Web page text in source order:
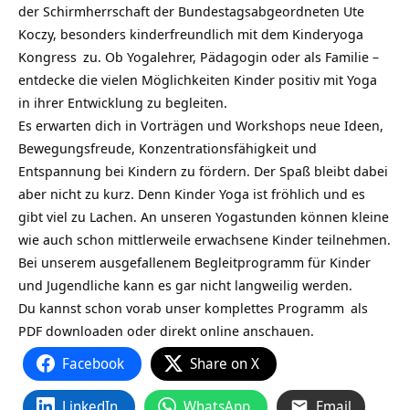
der Schirmherrschaft der Bundestagsabgeordneten Ute
Koczy, besonders kinderfreundlich mit dem Kinderyoga
Kongress zu. Ob Yogalehrer, Pädagogin oder als Familie –
entdecke die vielen Möglichkeiten Kinder positiv mit Yoga
in ihrer Entwicklung zu begleiten.
Es erwarten dich in Vorträgen und Workshops neue Ideen,
Bewegungsfreude, Konzentrationsfähigkeit und
Entspannung bei Kindern zu fördern. Der Spaß bleibt dabei
aber nicht zu kurz. Denn Kinder Yoga ist fröhlich und es
gibt viel zu Lachen. An unseren Yogastunden können kleine
wie auch schon mittlerweile erwachsene Kinder teilnehmen.
Bei unserem ausgefallenem Begleitprogramm für Kinder
und Jugendliche kann es gar nicht langweilig werden.
Du kannst schon vorab unser komplettes Programm als
PDF downloaden oder direkt online anschauen.
Facebook Share on X